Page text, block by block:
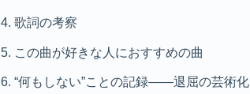
4. 歌詞の考察
5. この曲が好きな人におすすめの曲
6. “何もしない”ことの記録――退屈の芸術化